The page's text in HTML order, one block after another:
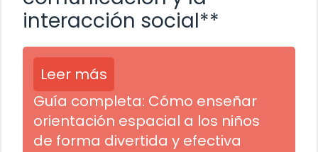
interacción social**
Leer más
Guía completa: Cómo enseñar
orientación espacial a los niños
de forma divertida y efectiva